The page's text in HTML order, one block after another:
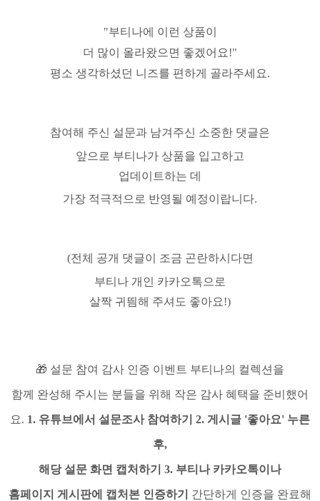
"부티나에 이런 상품이
더 많이 올라왔으면 좋겠어요!"
평소 생각하셨던 니즈를 편하게 골라주세요.
참여해 주신 설문과 남겨주신 소중한 댓글은
앞으로 부티나가 상품을 입고하고
업데이트하는 데
가장 적극적으로 반영될 예정이랍니다.
(전체 공개 댓글이 조금 곤란하시다면
부티나 개인 카카오톡으로
살짝 귀띔해 주셔도 좋아요!)
🎁 설문 참여 감사 인증 이벤트 부티나의 컬렉션을
함께 완성해 주시는 분들을 위해 작은 감사 혜택을 준비했어
요. 1. 유튜브에서 설문조사 참여하기 2. 게시글 '좋아요' 누른
후,
해당 설문 화면 캡처하기 3. 부티나 카카오톡이나
홈페이지 게시판에 캡처본 인증하기 간단하게 인증을 완료해